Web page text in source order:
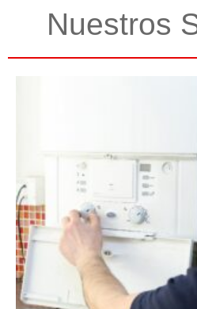
Nuestros